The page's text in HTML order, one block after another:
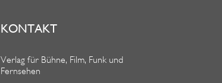
KONTAKT
Verlag für Bühne, Film, Funk und
Fernsehen